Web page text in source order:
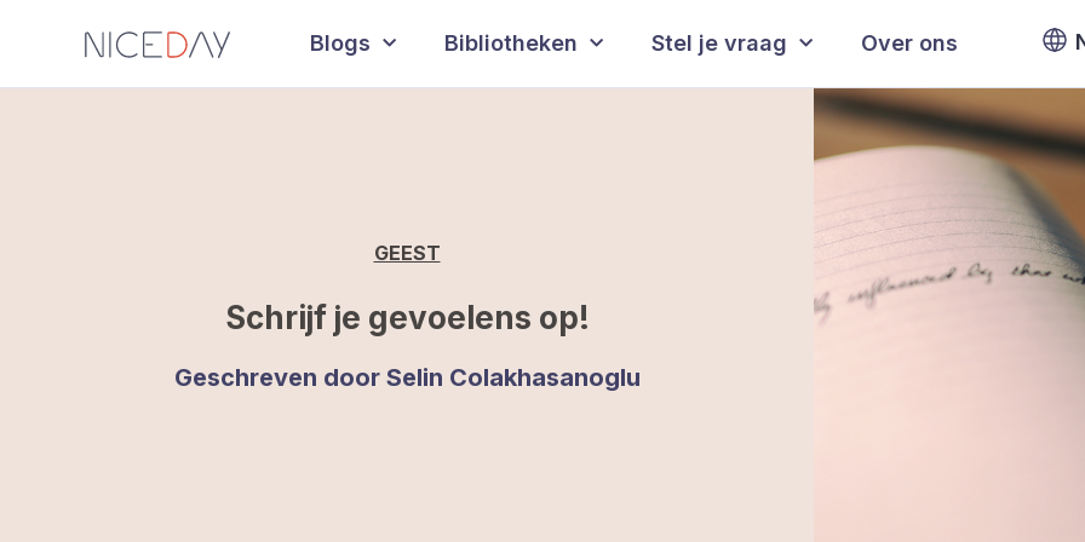
Blogs Bibliotheken Stel je vraag Over ons
GEEST
Schrijf je gevoelens op!
Geschreven doorSelin Colakhasanoglu